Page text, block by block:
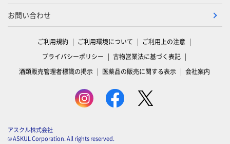
お問い合わせ
ご利用規約 ご利用環境について
ご利用上の注意
プライバシーポリシー
古物営業法に基づく表記
酒類販売管理者標識の掲示
医薬品の販売に関する表示 会社案内
アスクル株式会社
© ASKUL Corporation. All rights reserved.